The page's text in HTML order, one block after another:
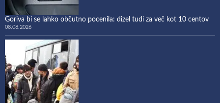
Goriva bi se lahko občutno pocenila: dizel tudi za več kot 10 centov
08.08.2026